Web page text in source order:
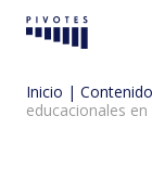
Pivotes
Inicio |
educacionales